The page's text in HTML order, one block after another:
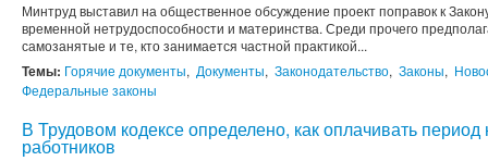
Минтруд выставил на общественное обсуждение проект поправок к
временной нетрудоспособности и материнства. Среди прочего
самозанятые и те, кто занимается частной практикой...
Темы: Горячие документы, Документы, Законодательство, Законы,
Федеральные законы
В Трудовом кодексе определено, как оплачивать период
работников